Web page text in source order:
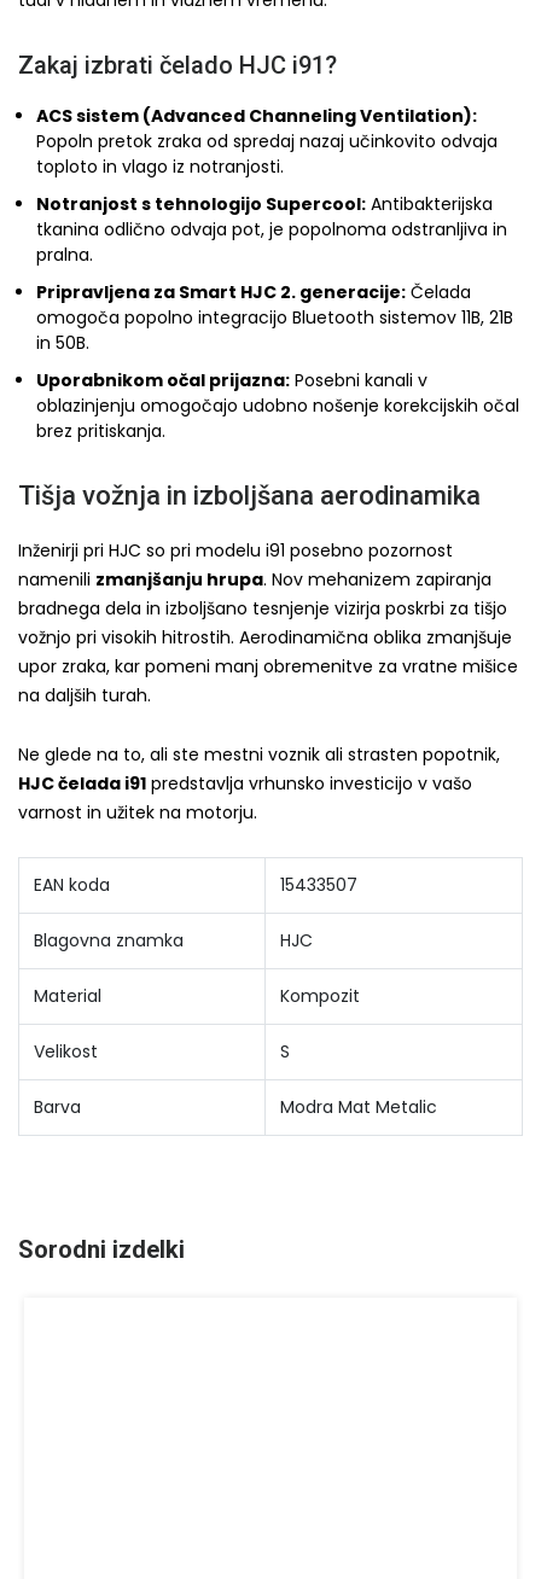
Zakaj izbrati čelado HJC i91?
ACS sistem (Advanced Channeling Ventilation):
Popoln pretok zraka od spredaj nazaj učinkovito odvaja
toploto in vlago iz notranjosti.
Notranjost s tehnologijo Supercool: Antibakterijska
tkanina odlično odvaja pot, je popolnoma odstranljiva in
pralna.
Pripravljena za Smart HJC 2. generacije: Čelada
omogoča popolno integracijo Bluetooth sistemov 11B, 21B
in 50B.
Uporabnikom očal prijazna: Posebni kanali v
oblazinjenju omogočajo udobno nošenje korekcijskih očal
brez pritiskanja.
Tišja vožnja in izboljšana aerodinamika
Inženirji pri HJC so pri modelu i91 posebno pozornost
namenili zmanjšanju hrupa. Nov mehanizem zapiranja
bradnega dela in izboljšano tesnjenje vizirja poskrbi za tišjo
vožnjo pri visokih hitrostih. Aerodinamična oblika zmanjšuje
upor zraka, kar pomeni manj obremenitve za vratne mišice
na daljših turah.
Ne glede na to, ali ste mestni voznik ali strasten popotnik,
HJC čelada i91 predstavlja vrhunsko investicijo v vašo
varnost in užitek na motorju.
EAN koda 15433507
Blagovna znamka HJC
Material Kompozit
Velikost S
Barva Modra Mat Metalic
Sorodni izdelki